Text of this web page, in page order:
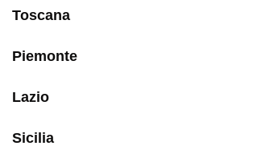
Toscana
Piemonte
Lazio
Sicilia